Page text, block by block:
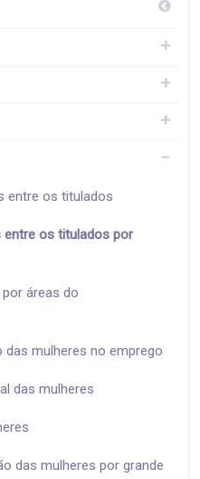
entre os titulados
os titulados por
áreas do
mulheres no emprego
das mulheres
das mulheres por grande